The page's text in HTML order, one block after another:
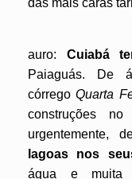
das mais caras
auro: Cuiabá
Paiaguás. De
córregoQuarta
construções
urgentemente,
lagoas nos
água e muita